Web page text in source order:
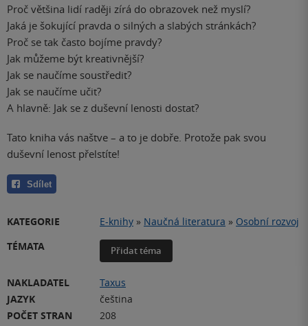
Proč většina lidí raději zírá do obrazovek než myslí?
Jaká je šokující pravda o silných a slabých stránkách?
Proč se tak často bojíme pravdy?
Jak můžeme být kreativnější?
Jak se naučíme soustředit?
Jak se naučíme učit?
A hlavně: Jak se z duševní lenosti dostat?
Tato kniha vás naštve – a to je dobře. Protože pak svou
duševní lenost přelstíte!
Sdílet
KATEGORIE E-knihy » Naučná literatura » Osobní rozvoj
TÉMATA
Přidat téma
NAKLADATEL
Taxus
JAZYK
čeština
POČET STRAN
208